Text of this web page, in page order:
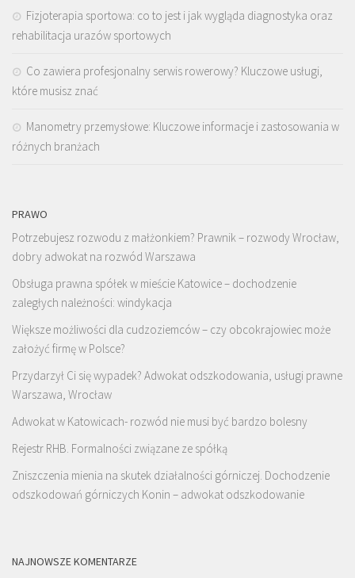
Fizjoterapia sportowa: co to jest i jak wygląda diagnostyka oraz
rehabilitacja urazów sportowych
Co zawiera profesjonalny serwis rowerowy? Kluczowe usługi,
które musisz znać
Manometry przemysłowe: Kluczowe informacje i zastosowania w
różnych branżach
PRAWO
Potrzebujesz rozwodu z małżonkiem? Prawnik – rozwody Wrocław,
dobry adwokat na rozwód Warszawa
Obsługa prawna spółek w mieście Katowice – dochodzenie
zaległych należności: windykacja
Większe możliwości dla cudzoziemców – czy obcokrajowiec może
założyć firmę w Polsce?
Przydarzył Ci się wypadek? Adwokat odszkodowania, usługi prawne
Warszawa, Wrocław
Adwokat w Katowicach- rozwód nie musi być bardzo bolesny
Rejestr RHB. Formalności związane ze spółką
Zniszczenia mienia na skutek działalności górniczej. Dochodzenie
odszkodowań górniczych Konin – adwokat odszkodowanie
NAJNOWSZE KOMENTARZE